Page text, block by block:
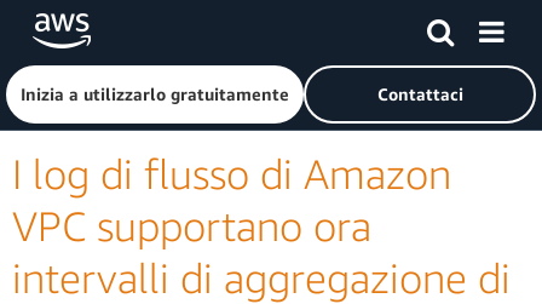
Passa al contenuto principale
Fai clic qui per tornare alla home page di Amazon Web
Inizia a utilizzarlo gratuitamente Contattaci
I log di flusso di Amazon
VPC supportano ora
intervalli di aggregazione di